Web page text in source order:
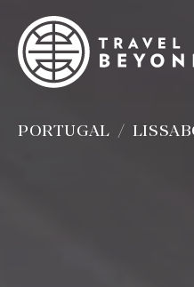
PORTUGAL